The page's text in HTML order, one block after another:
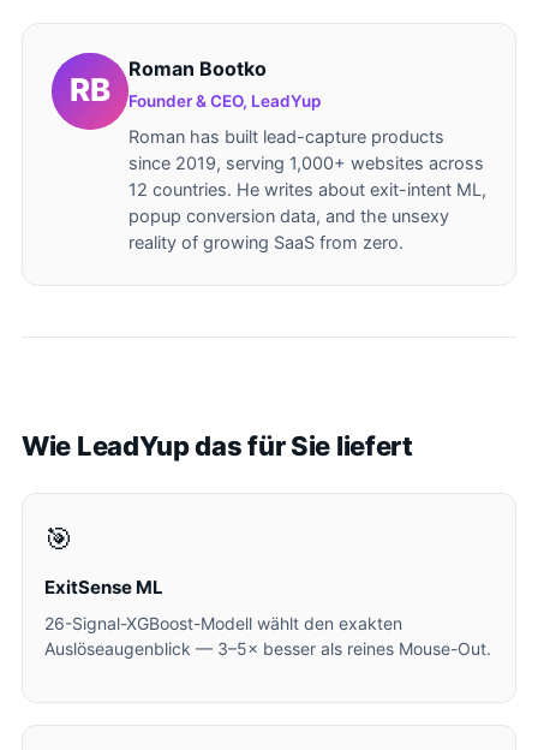
Roman Bootko
Founder & CEO, LeadYup
Roman has built lead-capture products
since 2019, serving 1,000+ websites across
12 countries. He writes about exit-intent ML,
popup conversion data, and the unsexy
reality of growing SaaS from zero.
Wie LeadYup das für Sie liefert
🎯
ExitSense ML
26-Signal-XGBoost-Modell wählt den exakten
Auslöseaugenblick — 3–5× besser als reines Mouse-Out.